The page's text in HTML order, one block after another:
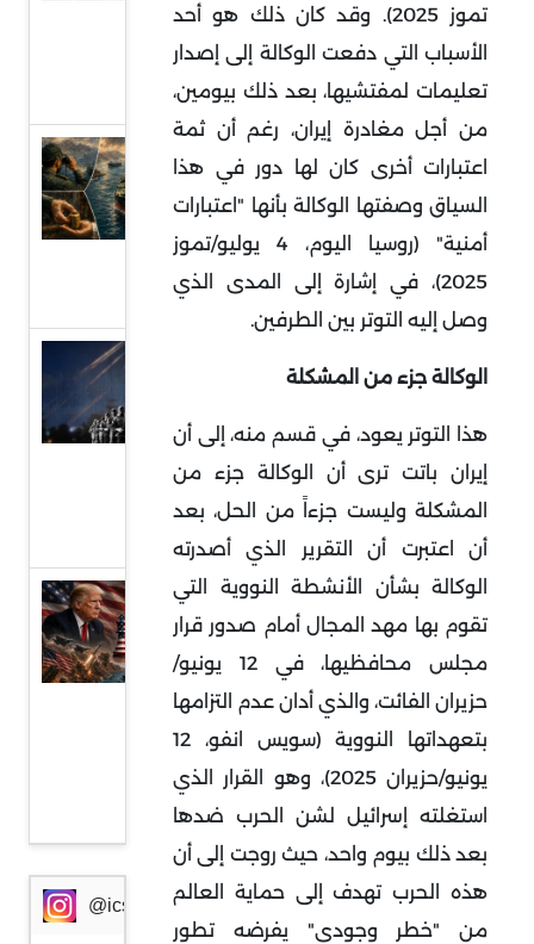
تموز 2025). وقد كان ذلك هو أحد
الأسباب التي دفعت الوكالة إلى إصدار
تعليمات لمفتشيها، بعد ذلك بيومين،
من أجل مغادرة إيران، رغم أن ثمة
اعتبارات أخرى كان لها دور في هذا
السياق وصفتها الوكالة بأنها "اعتبارات
أمنية" (روسيا اليوم، 4 يوليو/تموز
2025)، في إشارة إلى المدى الذي
وصل إليه التوتر بين الطرفين.
الوكالة جزء من المشكلة
هذا التوتر يعود، في قسم منه، إلى أن
إيران باتت ترى أن الوكالة جزء من
المشكلة وليست جزءاً من الحل، بعد
أن اعتبرت أن التقرير الذي أصدرته
الوكالة بشأن الأنشطة النووية التي
تقوم بها مهد المجال أمام صدور قرار
مجلس محافظيها، في 12 يونيو/
حزيران الفائت، والذي أدان عدم التزامها
بتعهداتها النووية (سويس انفو، 12
يونيو/حزيران 2025)، وهو القرار الذي
استغلته إسرائيل لشن الحرب ضدها
بعد ذلك بيوم واحد، حيث روجت إلى أن
هذه الحرب تهدف إلى حماية العالم
من "خطر وجودي" يفرضه تطور
من تغيير
طبيعة
الحرب
الاستراتيجية
رسوم ممر
هرمز
السلاح
بيد
الدولة
العراقية
تفكيك
العقد
الأساسية
في
المفاوضات
الإيرانية-
الأمريكية
@icssresearch